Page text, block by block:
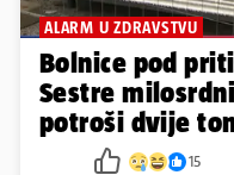
ALARM U ZDRAVSTVU
Bolnice pod
Sestre
potroši dvije
15